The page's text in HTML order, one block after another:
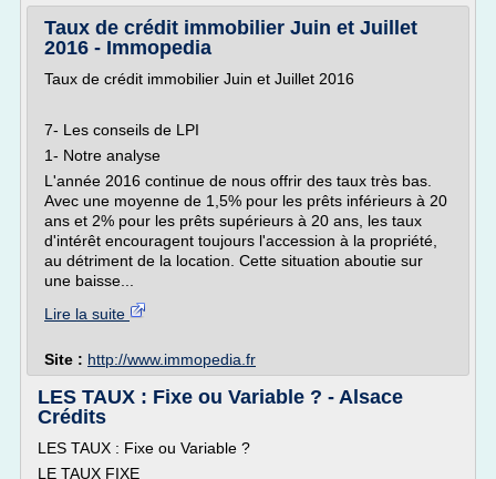
Taux de crédit immobilier Juin et Juillet
2016 - Immopedia
Taux de crédit immobilier Juin et Juillet 2016
7- Les conseils de LPI
1- Notre analyse
L'année 2016 continue de nous offrir des taux très bas.
Avec une moyenne de 1,5% pour les prêts inférieurs à 20
ans et 2% pour les prêts supérieurs à 20 ans, les taux
d'intérêt encouragent toujours l'accession à la propriété,
au détriment de la location. Cette situation aboutie sur
une baisse...
Lire la suite
Site : http://www.immopedia.fr
LES TAUX : Fixe ou Variable ? - Alsace
Crédits
LES TAUX : Fixe ou Variable ?
LE TAUX FIXE